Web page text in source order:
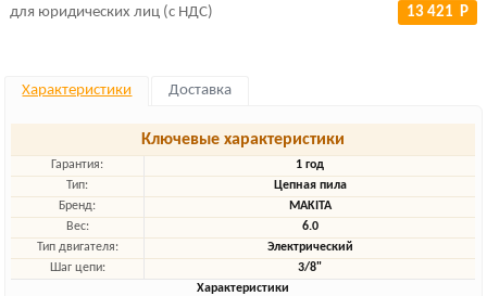
для юридических лиц (с НДС) 13 421 Р
Характеристики Доставка
Ключевые характеристики
Гарантия:
1 год
Тип:
Цепная пила
Бренд:
MAKITA
Вес:
6.0
Тип двигателя:
Электрический
Шаг цепи:
3/8"
Характеристики